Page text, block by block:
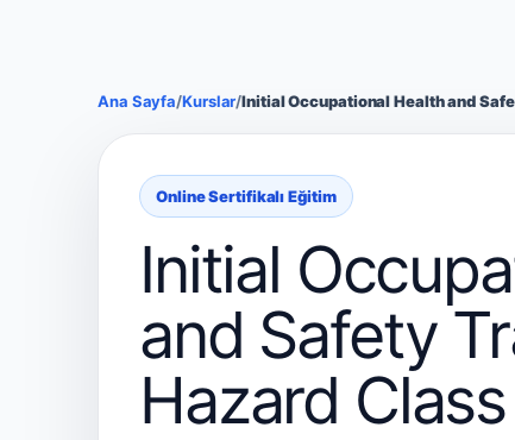
Ana Sayfa/Kurslar/Initial Occupational Health and
Online Sertifikalı Eğitim
Initial
and Safety
Hazard Class